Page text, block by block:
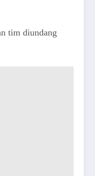
tim diundang